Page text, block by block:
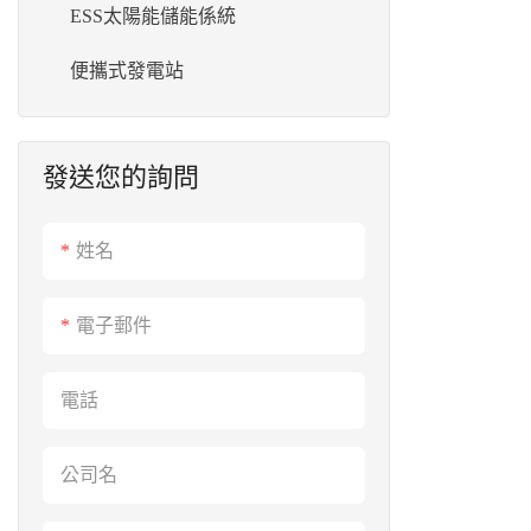
儲能電池
工業&商業系統
ESS太陽能儲能係統
便攜式發電站
發送您的詢問
姓名
電子郵件
電話
公司名